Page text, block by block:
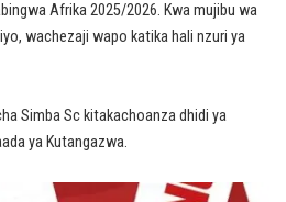
Afrika 2025/2026. Kwa mujibu wa
wachezaji wapo katika hali nzuri ya
Simba Sc kitakachoanza dhidi ya
ya Kutangazwa.